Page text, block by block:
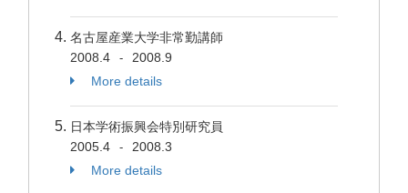
名古屋産業大学非常勤講師
2008.4
-
2008.9
More details
日本学術振興会特別研究員
2005.4
-
2008.3
More details